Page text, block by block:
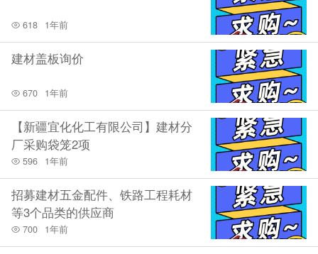
618 1年前
建材盖板询价
670 1年前
【新疆宜化化工有限公司】建材分
厂采购袋笼2项
596 1年前
招募建材五金配件、铁路工程耗材
等3个品类的供应商
700 1年前